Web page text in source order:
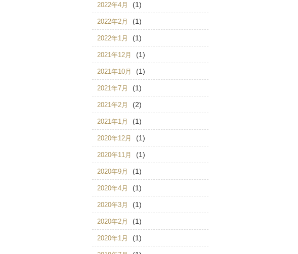
2022年4月 (1)
2022年2月 (1)
2022年1月 (1)
2021年12月 (1)
2021年10月 (1)
2021年7月 (1)
2021年2月 (2)
2021年1月 (1)
2020年12月 (1)
2020年11月 (1)
2020年9月 (1)
2020年4月 (1)
2020年3月 (1)
2020年2月 (1)
2020年1月 (1)